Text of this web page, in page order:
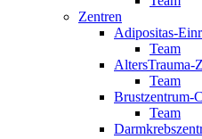
Zentren
Adipositas-
Team
AltersTrauma-
Team
Brustzentrum-
Team